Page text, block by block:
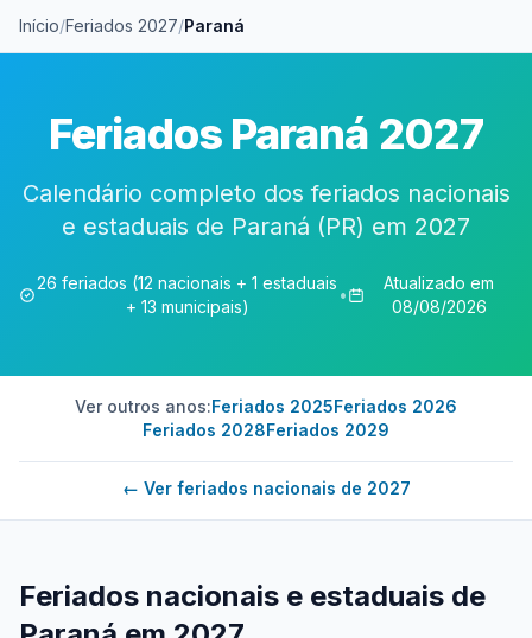
Início/Feriados 2027/Paraná
Feriados Paraná 2027
Calendário completo dos feriados nacionais
e estaduais de Paraná (PR) em 2027
26 feriados (12 nacionais + 1 estaduais
+ 13 municipais)
•
Atualizado em
08/08/2026
Ver outros anos:Feriados 2025Feriados 2026
Feriados 2028Feriados 2029
← Ver feriados nacionais de 2027
Feriados nacionais e estaduais de